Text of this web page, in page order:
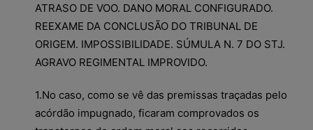
ATRASO DE VOO. DANO MORAL CONFIGURADO.
REEXAME DA CONCLUSÃO DO TRIBUNAL DE
ORIGEM. IMPOSSIBILIDADE. SÚMULA N. 7 DO STJ.
AGRAVO REGIMENTAL IMPROVIDO.
1.No caso, como se vê das premissas traçadas pelo
acórdão impugnado, ficaram comprovados os